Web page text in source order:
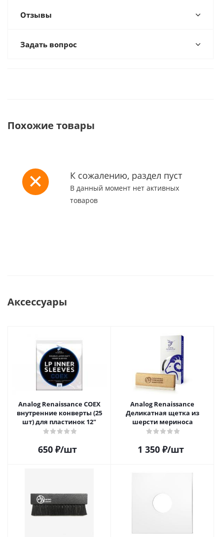
Отзывы
Задать вопрос
Похожие товары
К сожалению, раздел пуст
В данный момент нет активных
товаров
Аксессуары
Analog Renaissance COEX
внутренние конверты (25
шт) для пластинок 12"
650 ₽/шт
Analog Renaissance
Деликатная щетка из
шерсти мериноса
1 350₽/шт